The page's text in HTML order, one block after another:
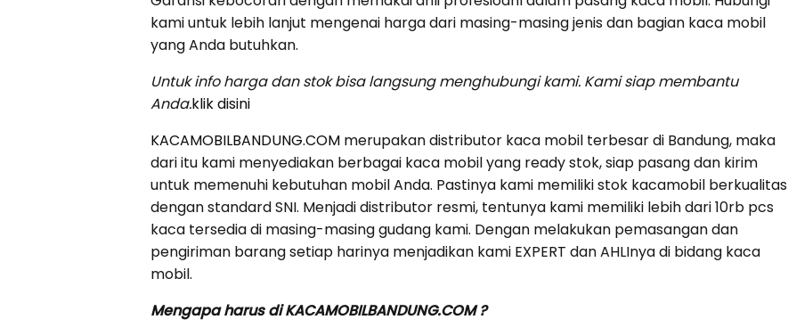
kami untuk lebih lanjut mengenai harga dari masing-masing jenis dan bagian kaca mobil
yang Anda butuhkan.
Untuk info harga dan stok bisa langsung menghubungi kami. Kami siap membantu
Anda.klik disini
KACAMOBILBANDUNG.COM merupakan distributor kaca mobil terbesar di Bandung, maka
dari itu kami menyediakan berbagai kaca mobil yang ready stok, siap pasang dan kirim
untuk memenuhi kebutuhan mobil Anda. Pastinya kami memiliki stok kacamobil berkualitas
dengan standard SNI. Menjadi distributor resmi, tentunya kami memiliki lebih dari 10rb pcs
kaca tersedia di masing-masing gudang kami. Dengan melakukan pemasangan dan
pengiriman barang setiap harinya menjadikan kami EXPERT dan AHLInya di bidang kaca
mobil.
Mengapa harus di KACAMOBILBANDUNG.COM ?